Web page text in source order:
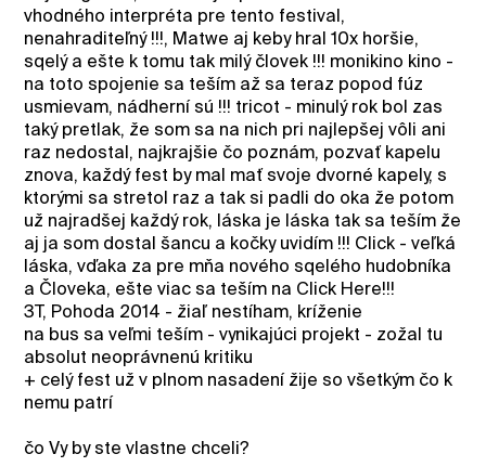
vhodného interpréta pre tento festival,
nenahraditeľný !!!, Matwe aj keby hral 10x horšie,
sqelý a ešte k tomu tak milý človek !!! monikino kino -
na toto spojenie sa teším až sa teraz popod fúz
usmievam, nádherní sú !!! tricot - minulý rok bol zas
taký pretlak, že som sa na nich pri najlepšej vôli ani
raz nedostal, najkrajšie čo poznám, pozvať kapelu
znova, každý fest by mal mať svoje dvorné kapely, s
ktorými sa stretol raz a tak si padli do oka že potom
už najradšej každý rok, láska je láska tak sa teším že
aj ja som dostal šancu a kočky uvidím !!! Click - veľká
láska, vďaka za pre mňa nového sqelého hudobníka
a Človeka, ešte viac sa teším na Click Here!!!
3T, Pohoda 2014 - žiaľ nestíham, kríženie
na bus sa veľmi teším - vynikajúci projekt - zožal tu
absolut neoprávnenú kritiku
+ celý fest už v plnom nasadení žije so všetkým čo k
nemu patrí
čo Vy by ste vlastne chceli?